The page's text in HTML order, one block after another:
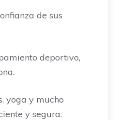
de sus
deportivo,
yoga y mucho
y segura.